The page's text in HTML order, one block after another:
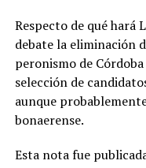
Respecto de qué hará
debate la eliminación
peronismo de
selección de
aunque
bonaerense.
Esta nota fue